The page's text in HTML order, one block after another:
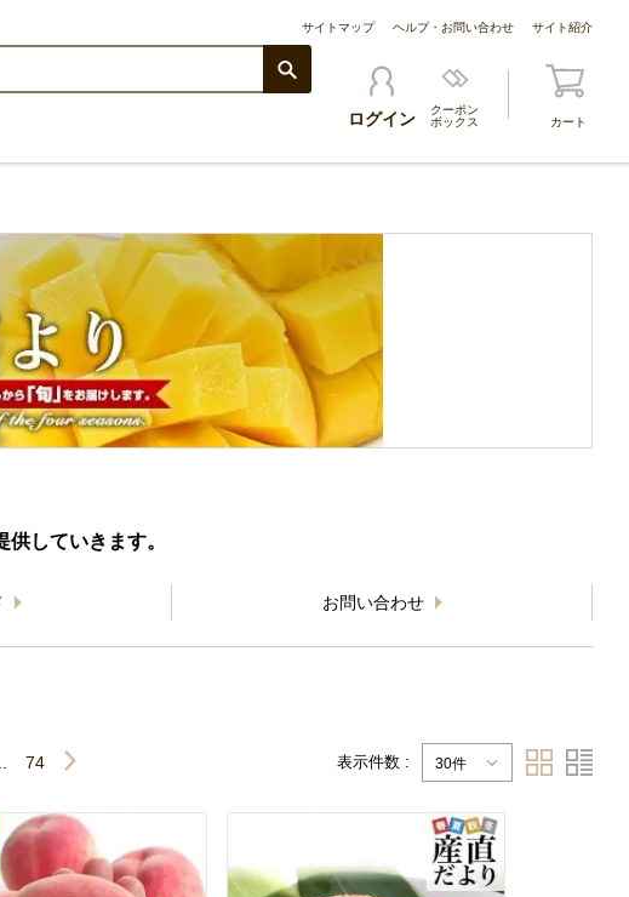
サイトマップ ヘルプ・お問い合わせ サイト紹介
ログイン
クーポン
ボックス
カート
していきます。
お問い合わせ
表示件数 : 30件
74